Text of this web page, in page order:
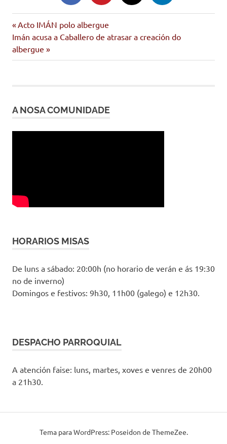
Navegación
de
Entrada
anterior:
Acto IMÁN polo albergue
Siguiente
entrada:
Imán acusa a Caballero de atrasar a creación do
albergue
A NOSA COMUNIDADE
HORARIOS MISAS
De luns a sábado: 20:00h (no horario de verán e ás 19:30
no de inverno)
Domingos e festivos: 9h30, 11h00 (galego) e 12h30.
DESPACHO PARROQUIAL
A atención faise: luns, martes, xoves e venres de 20h00
a 21h30.
Tema para WordPress: Poseidon de ThemeZee.